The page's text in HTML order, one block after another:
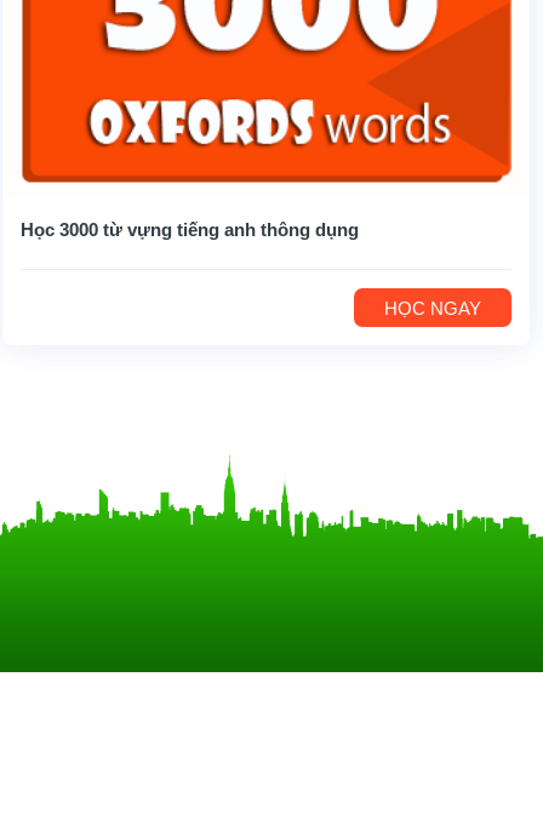
Học 3000 từ vựng tiếng anh thông dụng
HỌC NGAY